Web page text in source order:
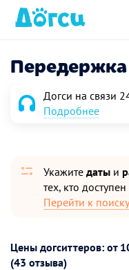
Догси на связи
Подробнее
Укажите даты и
тех, кто доступен
Перейти к поиску
Цены догситтеров: от
(43 отзыва)